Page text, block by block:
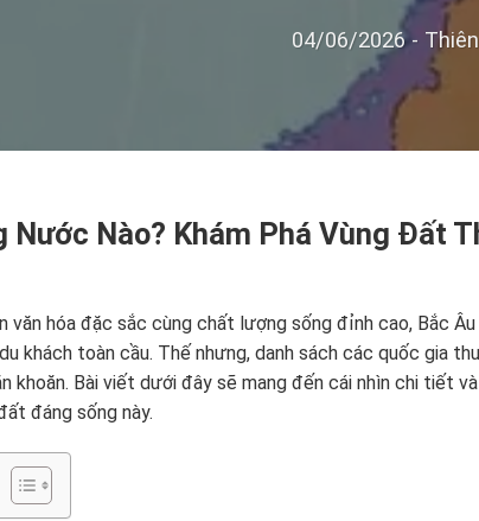
04/06/2026-
Nước Nào? Khám Phá Vùng Đất
văn hóa đặc sắc cùng chất lượng sống đỉnh cao, Bắc
khách toàn cầu. Thế nhưng, danh sách các quốc gia
khoăn. Bài viết dưới đây sẽ mang đến cái nhìn chi tiết
đáng sống này.